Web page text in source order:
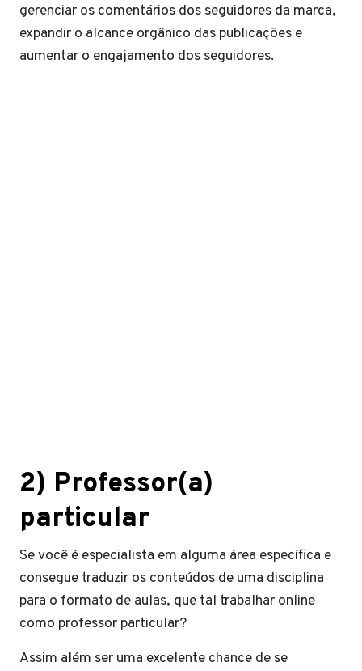
gerenciar os comentários dos seguidores da marca,
expandir o alcance orgânico das publicações e
aumentar o engajamento dos seguidores.
2) Professor(a)
particular
Se você é especialista em alguma área específica e
consegue traduzir os conteúdos de uma disciplina
para o formato de aulas, que tal trabalhar online
como professor particular?
Assim além ser uma excelente chance de se